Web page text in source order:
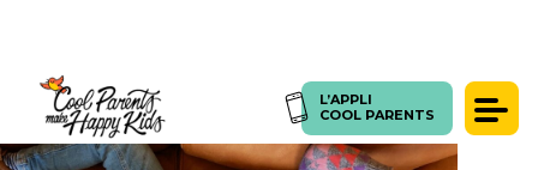
L’APPLI
COOL PARENTS
L’APPLI
COOL PARENTS
ACCUEIL >RELAXATION | 11 JEUX CALMES POUR AIDER LES ENFANTS À SE DÉTENDRE